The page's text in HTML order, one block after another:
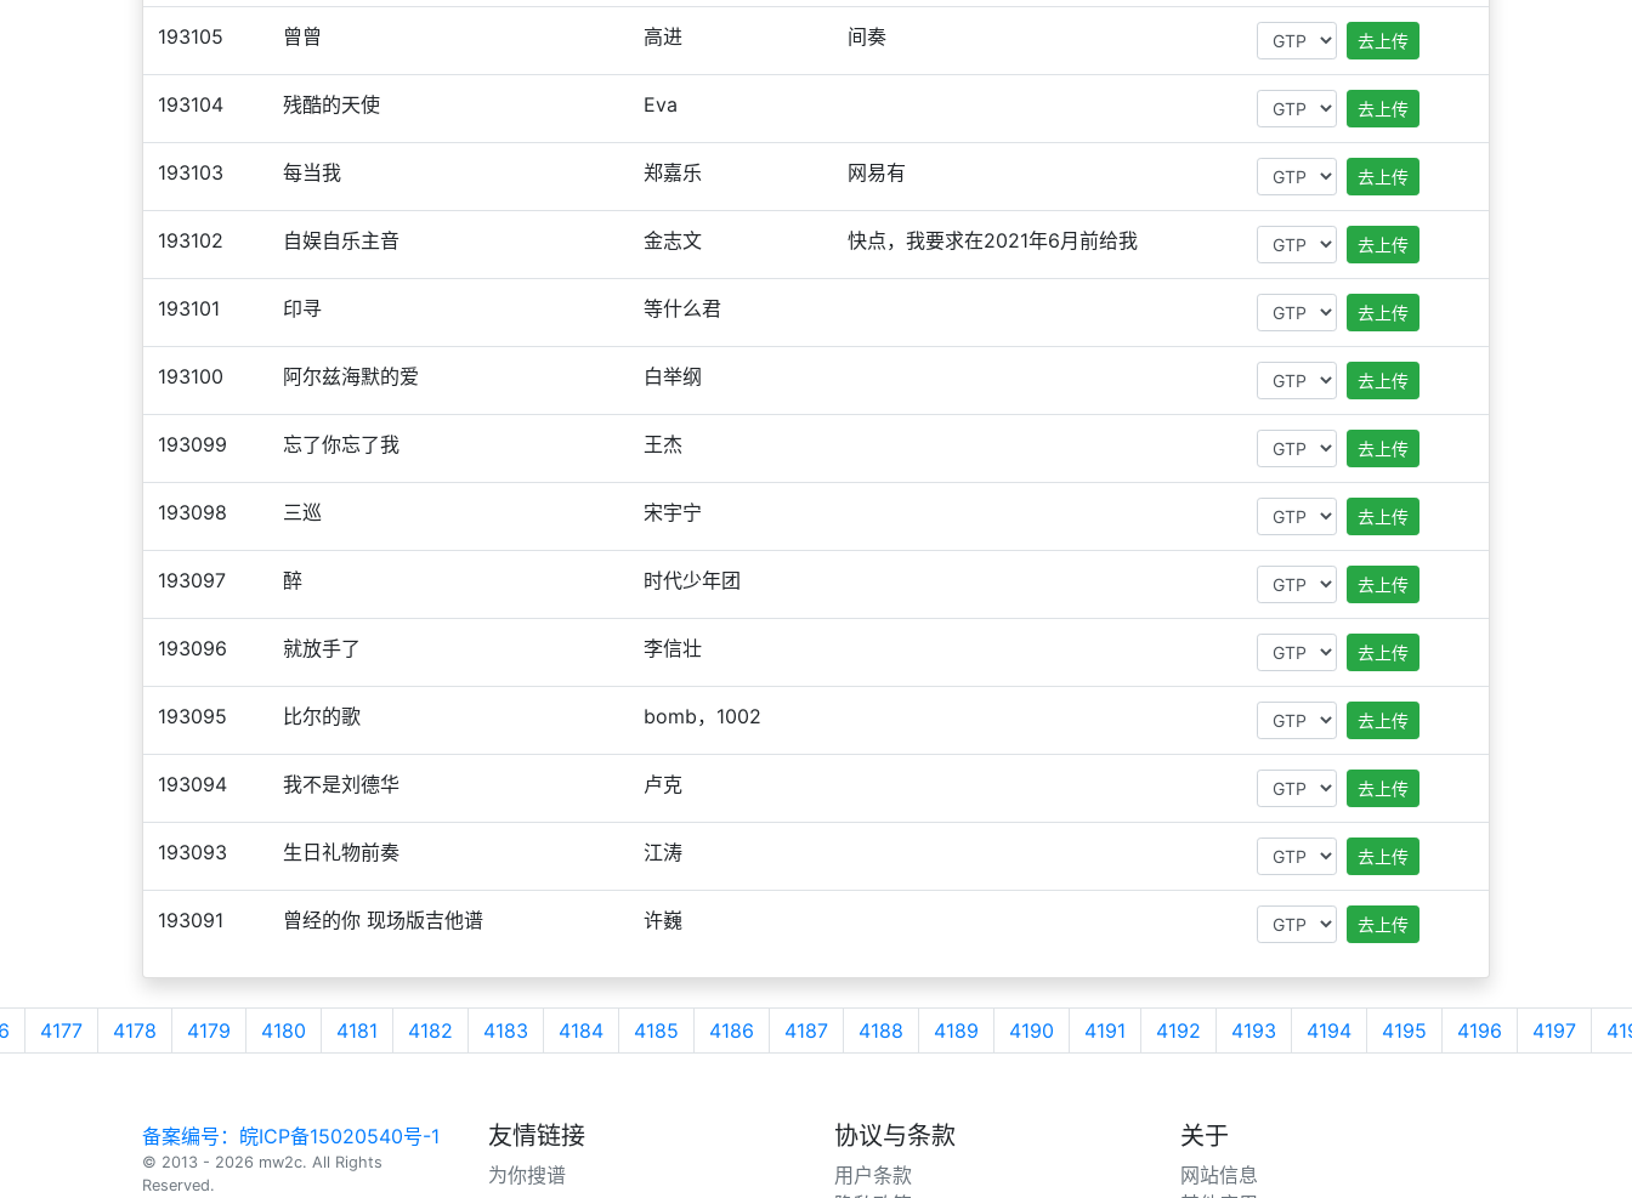
193105 曾曾 高进 间奏 去上传
193104 残酷的天使 Eva 去上传
193103 每当我 郑嘉乐 网易有 去上传
193102 自娱自乐主音 金志文 快点，我要求在2021年6月前给我 去上传
193101 印寻 等什么君 去上传
193100 阿尔兹海默的爱 白举纲 去上传
193099 忘了你忘了我 王杰 去上传
193098 三巡 宋宇宁 去上传
193097 醉 时代少年团 去上传
193096 就放手了 李信壮 去上传
193095 比尔的歌 bomb，1002 去上传
193094 我不是刘德华 卢克 去上传
193093 生日礼物前奏 江涛 去上传
193091 曾经的你 现场版吉他谱 许巍 去上传
4177 4178 4179 4180 4181 4182 4183 4184 4185 4186 4187 4188 4189 4190 4191 4192 4193 4194 4195 4196 4197
备案编号：皖ICP备15020540号-1
© 2013 - 2026 mw2c. All Rights
Reserved.
友情链接
为你搜谱
协议与条款
用户条款
关于
网站信息